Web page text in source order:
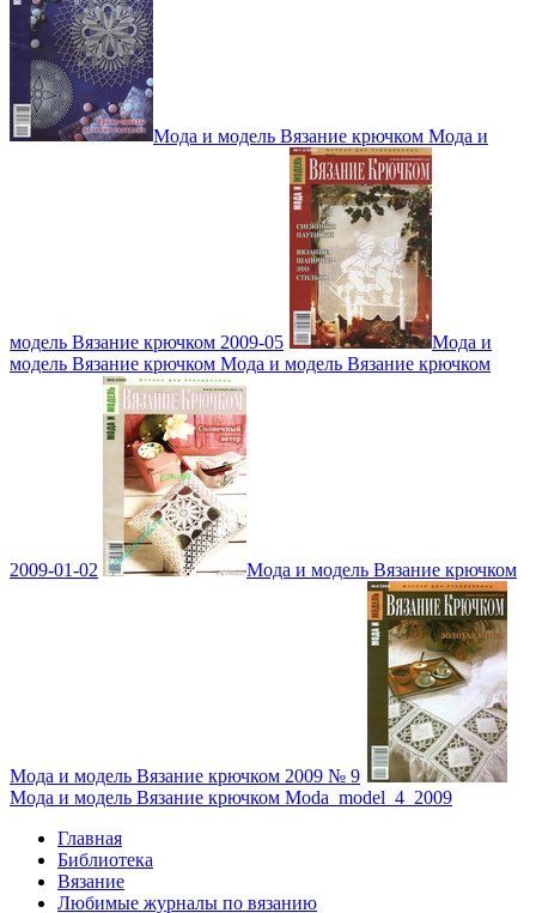
Мода и модель Вязание крючком Мода и
модель Вязание крючком 2009-05
Мода и
модель Вязание крючком Мода и модель Вязание крючком
2009-01-02 Мода и модель Вязание крючком
Мода и модель Вязание крючком 2009 № 9
Мода и модель Вязание крючком Moda_model_4_2009
Главная
Библиотека
Вязание
Любимые журналы по вязанию